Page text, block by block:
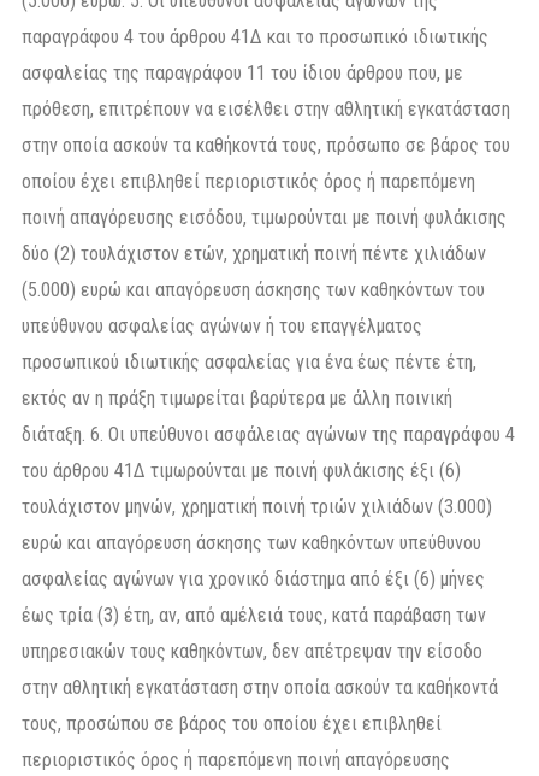
παραγράφου 4 του άρθρου 41Δ και το προσωπικό ιδιωτικής
ασφαλείας της παραγράφου 11 του ίδιου άρθρου που, µε
πρόθεση, επιτρέπουν να εισέλθει στην αθλητική εγκατάσταση
στην οποία ασκούν τα καθήκοντά τους, πρόσωπο σε βάρος του
οποίου έχει επιβληθεί περιοριστικός όρος ή παρεπόµενη
ποινή απαγόρευσης εισόδου, τιµωρούνται µε ποινή φυλάκισης
δύο (2) τουλάχιστον ετών, χρηµατική ποινή πέντε χιλιάδων
(5.000) ευρώ και απαγόρευση άσκησης των καθηκόντων του
υπεύθυνου ασφαλείας αγώνων ή του επαγγέλµατος
προσωπικού ιδιωτικής ασφαλείας για ένα έως πέντε έτη,
εκτός αν η πράξη τιµωρείται βαρύτερα µε άλλη ποινική
διάταξη. 6. Οι υπεύθυνοι ασφάλειας αγώνων της παραγράφου 4
του άρθρου 41Δ τιµωρούνται µε ποινή φυλάκισης έξι (6)
τουλάχιστον µηνών, χρηµατική ποινή τριών χιλιάδων (3.000)
ευρώ και απαγόρευση άσκησης των καθηκόντων υπεύθυνου
ασφαλείας αγώνων για χρονικό διάστηµα από έξι (6) µήνες
έως τρία (3) έτη, αν, από αµέλειά τους, κατά παράβαση των
υπηρεσιακών τους καθηκόντων, δεν απέτρεψαν την είσοδο
στην αθλητική εγκατάσταση στην οποία ασκούν τα καθήκοντά
τους, προσώπου σε βάρος του οποίου έχει επιβληθεί
περιοριστικός όρος ή παρεπόµενη ποινή απαγόρευσης